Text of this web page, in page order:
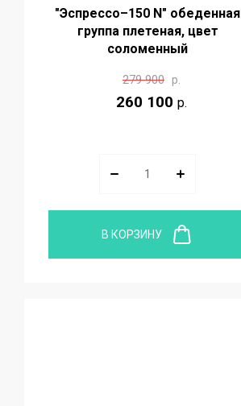
"Эспрессо–150 N" обеденная
группа плетеная, цвет
соломенный
279 900 р.
260 100 р.
В КОРЗИНУ